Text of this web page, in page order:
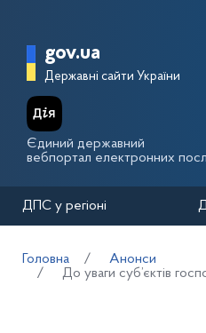
Головна
gov.ua
Державні сайти України
Єдиний державний
вебпортал електронних
ДПС у регіоні
Головна
Анонси
До уваги суб’єктів